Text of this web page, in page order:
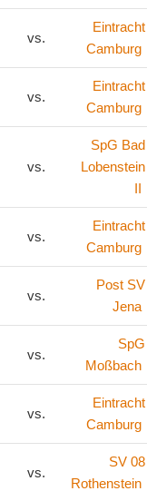
vs.
Eintracht
Camburg
vs.
Eintracht
Camburg
vs.
SpG Bad
Lobenstein
II
vs.
Eintracht
Camburg
vs.
Post SV
Jena
vs.
SpG
Moßbach
vs.
Eintracht
Camburg
vs.
SV 08
Rothenstein